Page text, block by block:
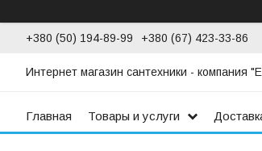
+380 (50) 194-89-99 +380 (67) 423-33-86
Интернет магазин сантехники - компания
Главная Товары и услуги